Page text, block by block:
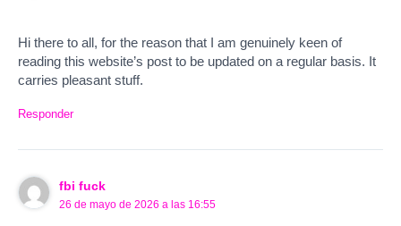
Hi there to all, for the reason that I am genuinely keen of
reading this website’s post to be updated on a regular basis. It
carries pleasant stuff.
Responder
fbi fuck
26 de mayo de 2026 a las 16:55